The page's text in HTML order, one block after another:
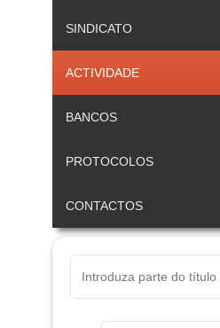
SINDICATO
ACTIVIDADE
BANCOS
PROTOCOLOS
CONTACTOS